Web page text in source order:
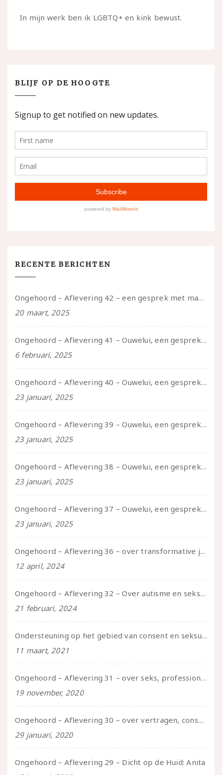
In mijn werk ben ik LGBTQ+ en kink bewust.
BLIJF OP DE HOOGTE
RECENTE BERICHTEN
Ongehoord – Aflevering 42 – een gesprek met marijn over seksueel opbloeien, het ouderschap uitvinden en verschillende leeftijden in je mee dragen
20 maart, 2025
Ongehoord – Aflevering 41 – Ouwelui, een gesprek met Marcelle over polyamorie op latere leeftijd, (mantel)zorg voor je partners en seksueel plezier.
6 februari, 2025
Ongehoord – Aflevering 40 – Ouwelui, een gesprek met Sadie Lune over vormende relaties en de geschiedenis van de queer pornobeweging
23 januari, 2025
Ongehoord – Aflevering 39 – Ouwelui, een gesprek met Pepijn en Ivo over hun regenbooggezin, eigenzinnig ouder worden en Cruise Control
23 januari, 2025
Ongehoord – Aflevering 38 – Ouwelui, een gesprek met vreer over behoefte aan geborgenheid en het behouden van je idealen
23 januari, 2025
Ongehoord – Aflevering 37 – Ouwelui, een gesprek met non over seksualiteit, transitie en ageism
23 januari, 2025
Ongehoord – Aflevering 36 – over transformative justice – in gesprek met Ella en carson
12 april, 2024
Ongehoord – Aflevering 32 – Over autisme en seksualiteit – in gesprek met Roos Reijbroek
21 februari, 2024
Ondersteuning op het gebied van consent en seksualiteit
11 maart, 2021
Ongehoord – Aflevering 31 – over seks, professioneel en persoonlijk, een gesprek met Marije
19 november, 2020
Ongehoord – Aflevering 30 – over vertragen, consent en negatieve gevoelens met Meg-John Barker
29 januari, 2020
Ongehoord – Aflevering 29 – Dicht op de Huid: Anita